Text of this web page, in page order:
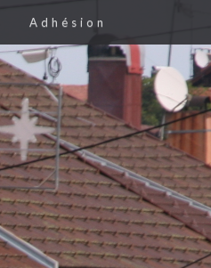
Adhésion